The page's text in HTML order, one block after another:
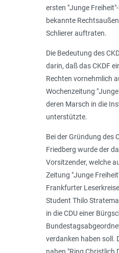
ersten "Junge
bekannte
Schlierer auftraten.
Die Bedeutung des
darin, daß das CKDF
Rechten vornehmlich
Wochenzeitung
deren Marsch in die
unterstützte.
Bei der Gründung des
Friedberg wurde der
Vorsitzender, welche
Zeitung "Junge
Frankfurter
Student Thilo
in die CDU einer
verdanken haben soll.